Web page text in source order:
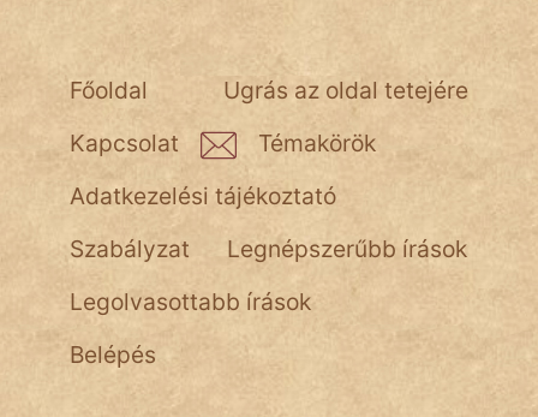
Jób Gedeon
vörös ördög
Ugrás az oldal tetejére
Főoldal
Kapcsolat
Témakörök
Adatkezelési tájékoztató
Szabályzat
Legnépszerűbb írások
Legolvasottabb írások
Belépés